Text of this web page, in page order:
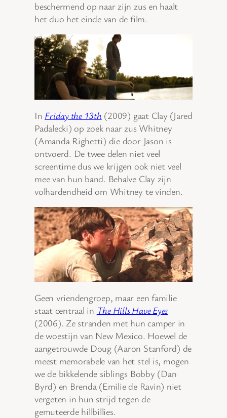
beschermend op naar zijn zus en haalt
het duo het einde van de film.
In Friday the 13th (2009) gaat Clay (Jared
Padalecki) op zoek naar zus Whitney
(Amanda Righetti) die door Jason is
ontvoerd. De twee delen niet veel
screentime dus we krijgen ook niet veel
mee van hun band. Behalve Clay zijn
volhardendheid om Whitney te vinden.
Geen vriendengroep, maar een familie
staat centraal in The Hills Have Eyes
(2006). Ze stranden met hun camper in
de woestijn van New Mexico. Hoewel de
aangetrouwde Doug (Aaron Stanford) de
meest memorabele van het stel is, mogen
we de bikkelende siblings Bobby (Dan
Byrd) en Brenda (Emilie de Ravin) niet
vergeten in hun strijd tegen de
gemuteerde hillbillies.